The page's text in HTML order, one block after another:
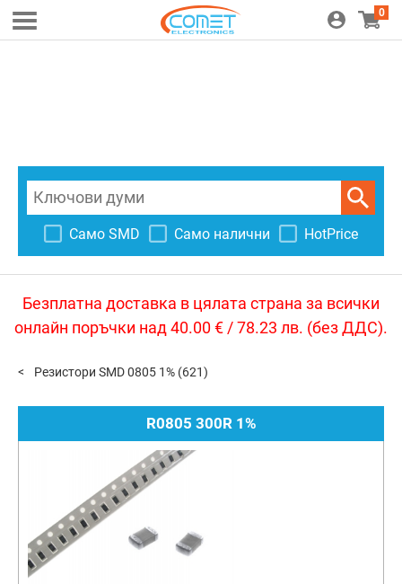
0
Само SMD Само налични HotPrice
Безплатна доставка в цялата страна за всички
онлайн поръчки над 40.00 € / 78.23 лв. (без ДДС).
Резистори SMD 0805 1% (621)
R0805 300R 1%